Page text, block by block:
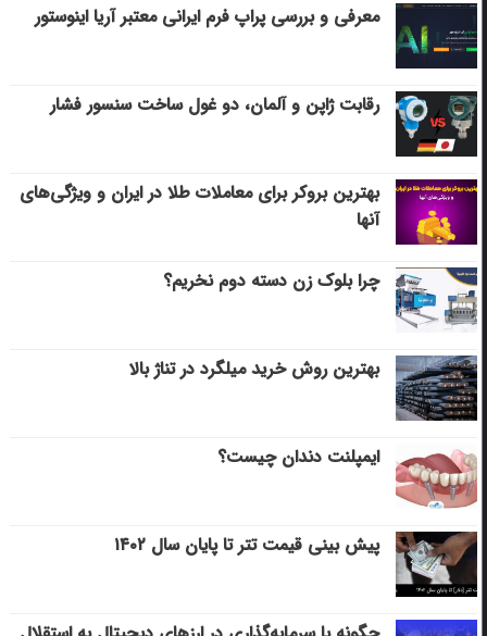
معرفی و بررسی پراپ فرم ایرانی معتبر آریا اینوستور
رقابت ژاپن و آلمان، دو غول ساخت سنسور فشار
بهترین بروکر برای معاملات طلا در ایران و ویژگی‌های
آنها
چرا بلوک زن دسته دوم نخریم؟
بهترین روش خرید میلگرد در تناژ بالا
ایمپلنت دندان چیست؟
پیش بینی قیمت تتر تا پایان سال ۱۴۰۲